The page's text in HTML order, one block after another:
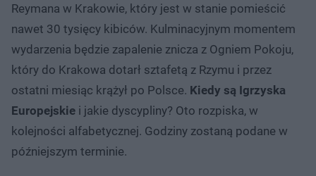
Reymana w Krakowie, który jest w stanie pomieścić
nawet 30 tysięcy kibiców. Kulminacyjnym momentem
wydarzenia będzie zapalenie znicza z Ogniem Pokoju,
który do Krakowa dotarł sztafetą z Rzymu i przez
ostatni miesiąc krążył po Polsce. Kiedy są Igrzyska
Europejskie i jakie dyscypliny? Oto rozpiska, w
kolejności alfabetycznej. Godziny zostaną podane w
późniejszym terminie.